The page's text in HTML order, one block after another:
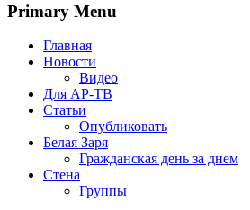
Primary Menu
Главная
Новости
Видео
Для АР-ТВ
Статьи
Опубликовать
Белая Заря
Гражданская день за днем
Стена
Группы